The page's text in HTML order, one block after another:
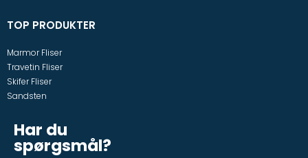
TOP PRODUKTER
Marmor Fliser
Travetin Fliser
Skifer Fliser
Sandsten
Har du
spørgsmål?